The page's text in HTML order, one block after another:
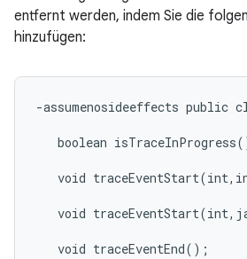
entfernt werden, indem Sie die
hinzufügen:
-assumenosideeffects public
boolean
void
void
   void traceEventEnd();